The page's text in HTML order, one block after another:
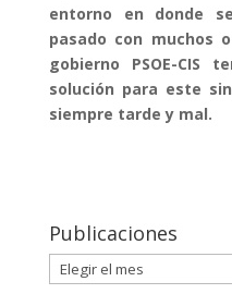
entorno en donde
pasado con muchos
gobierno PSOE-CIS
solución para este
siempre tarde y mal.
Publicaciones
Publicaciones